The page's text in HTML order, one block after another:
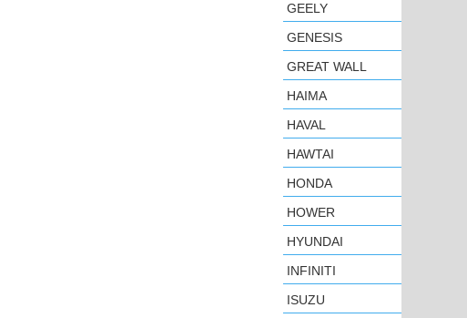
GEELY
GENESIS
GREAT WALL
HAIMA
HAVAL
HAWTAI
HONDA
HOWER
HYUNDAI
INFINITI
ISUZU